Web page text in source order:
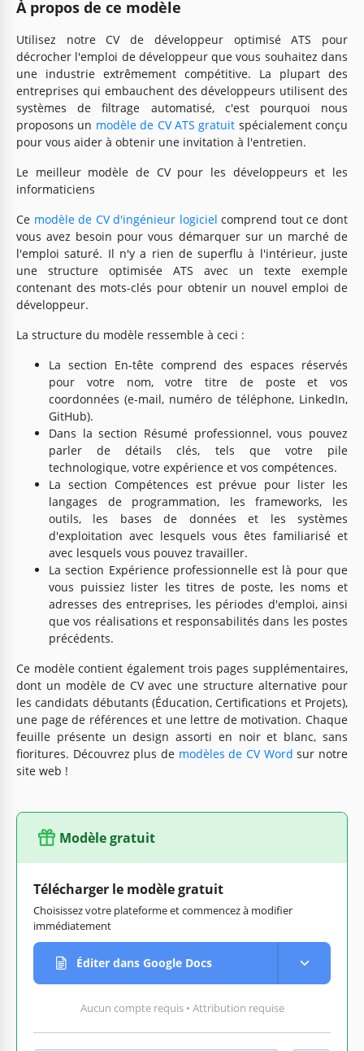
À propos de ce modèle
Utilisez notre CV de développeur optimisé ATS pour
décrocher l'emploi de développeur que vous souhaitez dans
une industrie extrêmement compétitive. La plupart des
entreprises qui embauchent des développeurs utilisent des
systèmes de filtrage automatisé, c'est pourquoi nous
proposons un modèle de CV ATS gratuit spécialement conçu
pour vous aider à obtenir une invitation à l'entretien.
Le meilleur modèle de CV pour les développeurs et les
informaticiens
Ce modèle de CV d'ingénieur logiciel comprend tout ce dont
vous avez besoin pour vous démarquer sur un marché de
l'emploi saturé. Il n'y a rien de superflu à l'intérieur, juste
une structure optimisée ATS avec un texte exemple
contenant des mots-clés pour obtenir un nouvel emploi de
développeur.
La structure du modèle ressemble à ceci :
La section En-tête comprend des espaces réservés
pour votre nom, votre titre de poste et vos
coordonnées (e-mail, numéro de téléphone, LinkedIn,
GitHub).
Dans la section Résumé professionnel, vous pouvez
parler de détails clés, tels que votre pile
technologique, votre expérience et vos compétences.
La section Compétences est prévue pour lister les
langages de programmation, les frameworks, les
outils, les bases de données et les systèmes
d'exploitation avec lesquels vous êtes familiarisé et
avec lesquels vous pouvez travailler.
La section Expérience professionnelle est là pour que
vous puissiez lister les titres de poste, les noms et
adresses des entreprises, les périodes d'emploi, ainsi
que vos réalisations et responsabilités dans les postes
précédents.
Ce modèle contient également trois pages supplémentaires,
dont un modèle de CV avec une structure alternative pour
les candidats débutants (Éducation, Certifications et Projets),
une page de références et une lettre de motivation. Chaque
feuille présente un design assorti en noir et blanc, sans
fioritures. Découvrez plus de modèles de CV Word sur notre
site web !
Modèle gratuit
Télécharger le modèle gratuit
Choisissez votre plateforme et commencez à modifier
immédiatement
Éditer dans Google Docs
Aucun compte requis • Attribution requise